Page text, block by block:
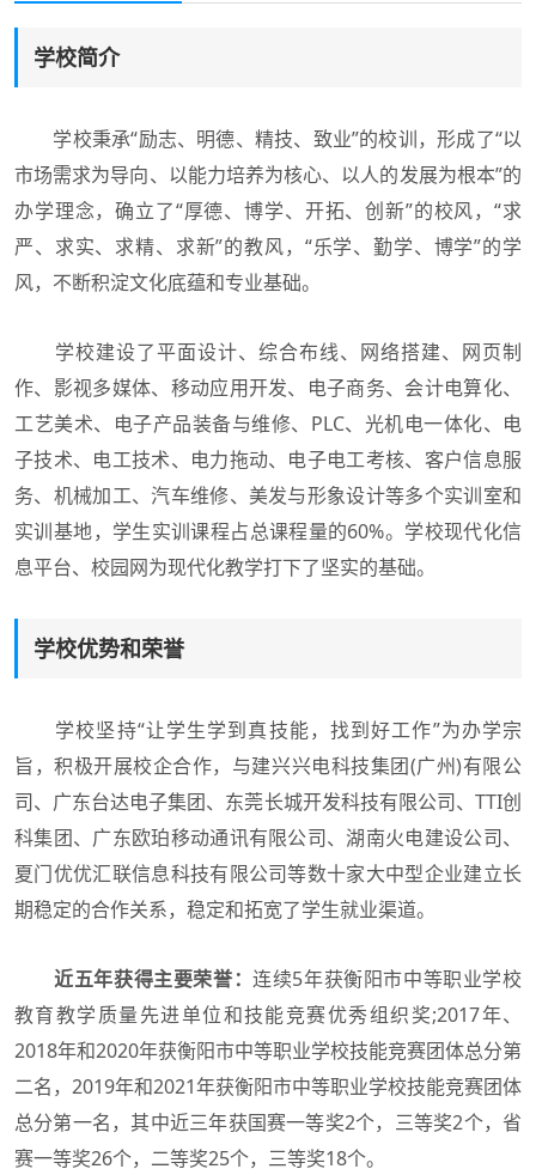
学校简介
学校秉承“励志、明德、精技、致业”的校训，形成了“以
市场需求为导向、以能力培养为核心、以人的发展为根本”的
办学理念，确立了“厚德、博学、开拓、创新”的校风，“求
严、求实、求精、求新”的教风，“乐学、勤学、博学”的学
风，不断积淀文化底蕴和专业基础。
学校建设了平面设计、综合布线、网络搭建、网页制
作、影视多媒体、移动应用开发、电子商务、会计电算化、
工艺美术、电子产品装备与维修、PLC、光机电一体化、电
子技术、电工技术、电力拖动、电子电工考核、客户信息服
务、机械加工、汽车维修、美发与形象设计等多个实训室和
实训基地，学生实训课程占总课程量的60%。学校现代化信
息平台、校园网为现代化教学打下了坚实的基础。
学校优势和荣誉
学校坚持“让学生学到真技能，找到好工作”为办学宗
旨，积极开展校企合作，与建兴兴电科技集团(广州)有限公
司、广东台达电子集团、东莞长城开发科技有限公司、TTI创
科集团、广东欧珀移动通讯有限公司、湖南火电建设公司、
夏门优优汇联信息科技有限公司等数十家大中型企业建立长
期稳定的合作关系，稳定和拓宽了学生就业渠道。
近五年获得主要荣誉：连续5年获衡阳市中等职业学校
教育教学质量先进单位和技能竞赛优秀组织奖;2017年、
2018年和2020年获衡阳市中等职业学校技能竞赛团体总分第
二名，2019年和2021年获衡阳市中等职业学校技能竞赛团体
总分第一名，其中近三年获国赛一等奖2个，三等奖2个，省
赛一等奖26个，二等奖25个，三等奖18个。